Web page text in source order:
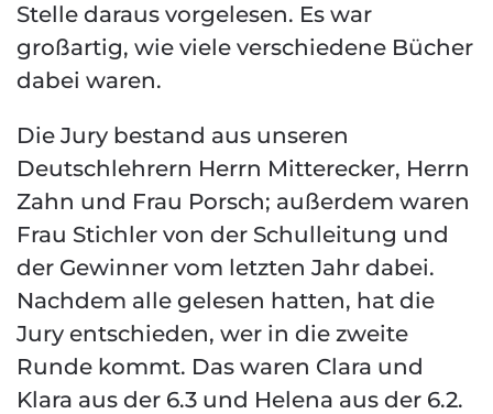
Stelle daraus vorgelesen. Es war
großartig, wie viele verschiedene Bücher
dabei waren.
Die Jury bestand aus unseren
Deutschlehrern Herrn Mitterecker, Herrn
Zahn und Frau Porsch; außerdem waren
Frau Stichler von der Schulleitung und
der Gewinner vom letzten Jahr dabei.
Nachdem alle gelesen hatten, hat die
Jury entschieden, wer in die zweite
Runde kommt. Das waren Clara und
Klara aus der 6.3 und Helena aus der 6.2.